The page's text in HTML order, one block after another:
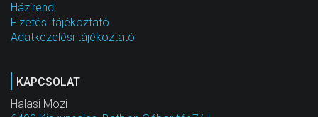
Házirend
Fizetési tájékoztató
Adatkezelési tájékoztató
KAPCSOLAT
Halasi Mozi